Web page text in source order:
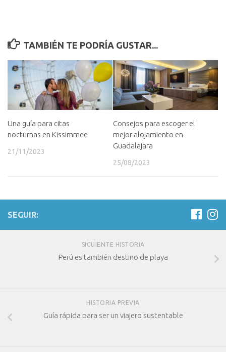
TAMBIÉN TE PODRÍA GUSTAR...
Una guía para citas
nocturnas en Kissimmee
21/11/2023
Consejos para escoger el
mejor alojamiento en
Guadalajara
25/08/2023
SEGUIR:
SIGUIENTE HISTORIA
Perú es también destino de playa
HISTORIA PREVIA
Guía rápida para ser un viajero sustentable